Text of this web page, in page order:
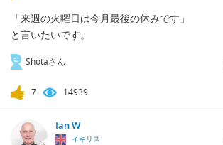
「来週の火曜日は今月最後の休みです」
と言いたいです。
Shotaさん
7 14939
Ian W
イギリス